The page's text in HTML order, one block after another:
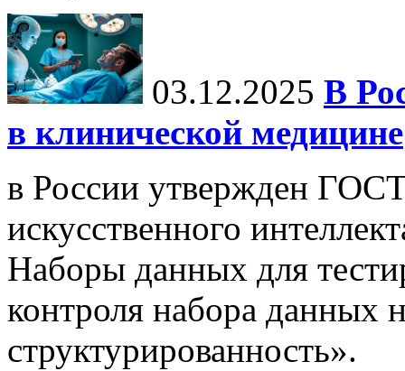
03.12.2025 В
в клинической медицине
в России утвержден
искусственного
Наборы данных для
контроля набора данных
структурированность».